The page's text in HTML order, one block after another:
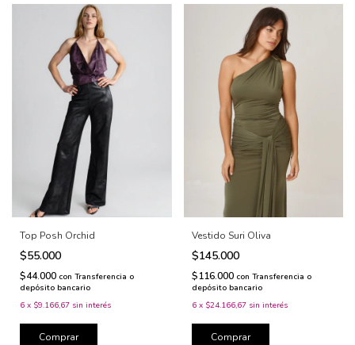
Top Posh Orchid
$55.000
$44.000 con Transferencia o
depósito bancario
6 x $9.166,67 sin interés
Comprar
Vestido Suri Oliva
$145.000
$116.000 con Transferencia o
depósito bancario
6 x $24.166,67 sin interés
Comprar